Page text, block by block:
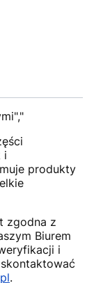
i
produkty
zgodna z
Biurem
i
.